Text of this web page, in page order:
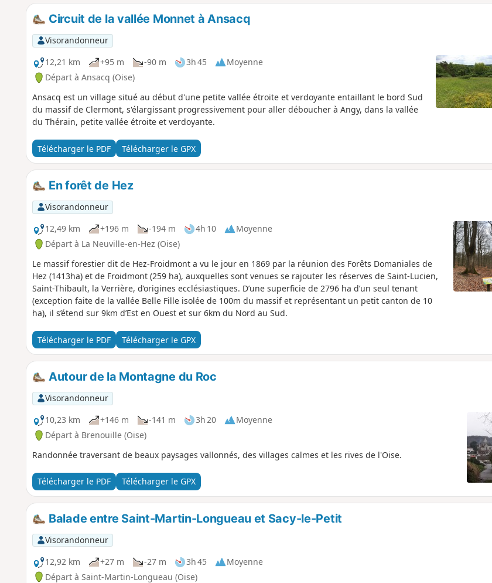
Circuit de la vallée Monnet à Ansacq
Visorandonneur
12,21 km
+95 m -90 m 3h 45
Moyenne
Départ à Ansacq (Oise)
Ansacq est un village situé au début d'une petite vallée étroite et verdoyante entaillant le bord Sud
du massif de Clermont, s'élargissant progressivement pour aller déboucher à Angy, dans la vallée
du Thérain, petite vallée étroite et verdoyante.
Télécharger le PDF Télécharger le GPX
En forêt de Hez
Visorandonneur
12,49 km
+196 m -194 m 4h 10
Moyenne
Départ à La Neuville-en-Hez (Oise)
Le massif forestier dit de Hez-Froidmont a vu le jour en 1869 par la réunion des Forêts Domaniales de
Hez (1413ha) et de Froidmont (259 ha), auxquelles sont venues se rajouter les réserves de Saint-Lucien,
Saint-Thibault, la Verrière, d’origines ecclésiastiques. D’une superficie de 2796 ha d’un seul tenant
(exception faite de la vallée Belle Fille isolée de 100m du massif et représentant un petit canton de 10
ha), il s’étend sur 9km d’Est en Ouest et sur 6km du Nord au Sud.
Télécharger le PDF Télécharger le GPX
Autour de la Montagne du Roc
Visorandonneur
10,23 km
+146 m -141 m 3h 20
Moyenne
Départ à Brenouille (Oise)
Randonnée traversant de beaux paysages vallonnés, des villages calmes et les rives de l'Oise.
Télécharger le PDF Télécharger le GPX
Balade entre Saint-Martin-Longueau et Sacy-le-Petit
Visorandonneur
12,92 km
+27 m -27 m 3h 45
Moyenne
Départ à Saint-Martin-Longueau (Oise)